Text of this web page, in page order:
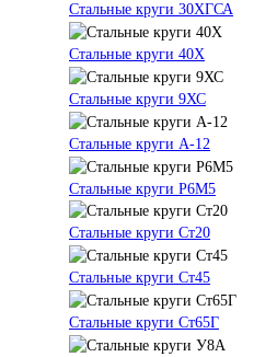
Стальные круги 30ХГСА
Стальные круги 40Х
Стальные круги 9ХС
Стальные круги А-12
Стальные круги Р6М5
Стальные круги Ст20
Стальные круги Ст45
Стальные круги Ст65Г